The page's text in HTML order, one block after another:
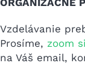
ORGANIZAČNÉ
Vzdelávanie
Prosíme, zoom
na Váš email,